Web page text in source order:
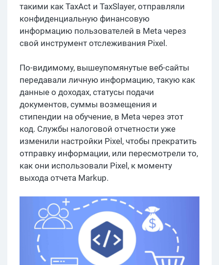
такими как TaxAct и TaxSlayer, отправляли
конфиденциальную финансовую
информацию пользователей в Meta через
свой инструмент отслеживания Pixel.
По-видимому, вышеупомянутые веб-сайты
передавали личную информацию, такую ​​как
данные о доходах, статусы подачи
документов, суммы возмещения и
стипендии на обучение, в Meta через этот
код. Службы налоговой отчетности уже
изменили настройки Pixel, чтобы прекратить
отправку информации, или пересмотрели то,
как они использовали Pixel, к моменту
выхода отчета Markup.